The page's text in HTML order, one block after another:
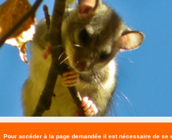
Pour accéder à la page demandée il est nécessaire de se